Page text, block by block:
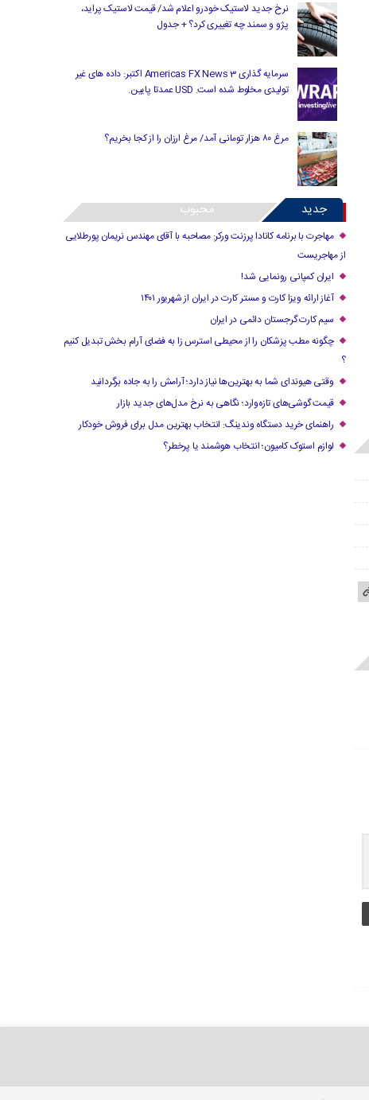
نرخ جدید لاستیک خودرو اعلام شد/ قیمت لاستیک پراید،
پژو و سمند چه تغییری کرد؟ + جدول
سرمایه گذاری Americas FX News 3 اکتبر: داده های غیر
تولیدی مخلوط شده است. USD عمدتا پایین.
مرغ ۸۰ هزار تومانی آمد/ مرغ ارزان را از کجا بخریم؟
جدید محبوب
مهاجرت با برنامه کانادا پرزنت ورکر: مصاحبه با آقای مهندس نریمان پورطلایی
از مهاجریست
ایران کمپانی رونمایی شد!
آغاز ارائه ویزا کارت و مستر کارت در ایران از شهریور ۱۴۰۱
سیم کارت گرجستان دائمی در ایران
چگونه مطب پزشکان را از محیطی استرس زا به فضای آرام بخش تبدیل کنیم
؟
وقتی هیوندای شما به بهترین‌ها نیاز دارد؛ آرامش را به جاده برگردانید
قیمت گوشی‌های تازه‌وارد؛ نگاهی به نرخ مدل‌های جدید بازار
راهنمای خرید دستگاه وندینگ: انتخاب بهترین مدل برای فروش خودکار
لوازم استوک کامیون؛ انتخاب هوشمند یا پرخطر؟